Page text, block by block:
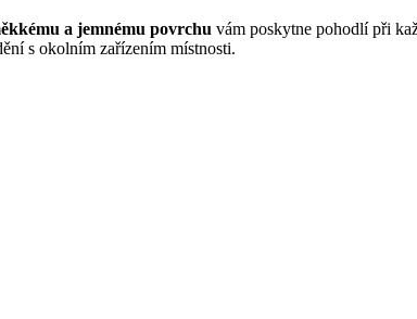
a jemnému povrchu vám poskytne pohodlí při
s okolním zařízením místnosti.